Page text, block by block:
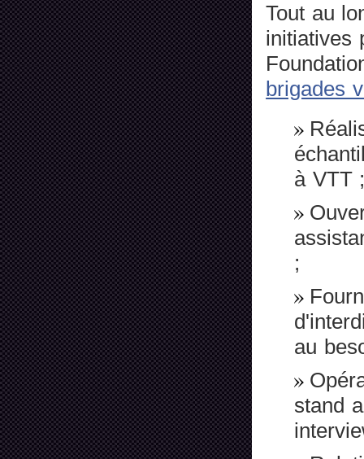
Tout au
initiatives
brigades
à VTT
;
au
stand